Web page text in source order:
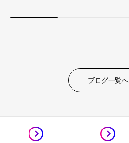
ブログ一覧へ